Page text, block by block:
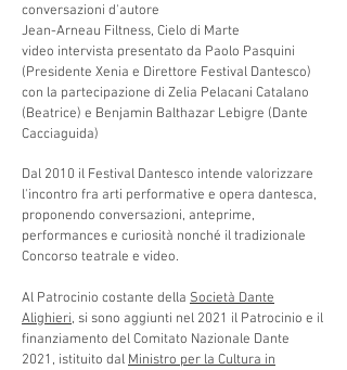
conversazioni d'autore
Jean-Arneau Filtness, Cielo di Marte
video intervista presentato da Paolo Pasquini
(Presidente Xenia e Direttore Festival Dantesco)
con la partecipazione di Zelia Pelacani Catalano
(Beatrice) e Benjamin Balthazar Lebigre (Dante
Cacciaguida)
Dal 2010 il Festival Dantesco intende valorizzare
l'incontro fra arti performative e opera dantesca,
proponendo conversazioni, anteprime,
performances e curiosità nonché il tradizionale
Concorso teatrale e video.
Al Patrocinio costante della Società Dante
Alighieri, si sono aggiunti nel 2021 il Patrocinio e il
finanziamento del Comitato Nazionale Dante
2021, istituito dal Ministro per la Cultura in